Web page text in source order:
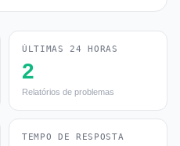
ÚLTIMAS 24 HORAS
2
Relatórios de problemas
TEMPO DE RESPOSTA